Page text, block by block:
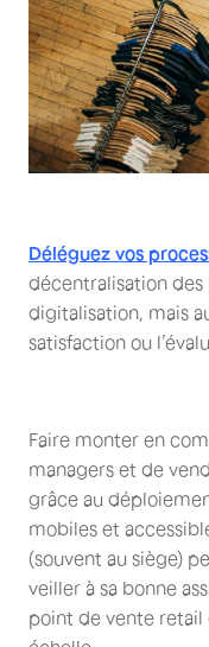
Déléguez vos
décentralisation
digitalisation, mais
satisfaction ou
Faire monter en
managers et de
grâce au
mobiles et
(souvent au siège)
veiller à sa bonne
point de vente retail